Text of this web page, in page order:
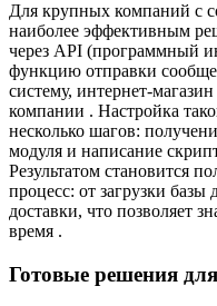
Для крупных компаний с
наиболее эффективным
через API (программный
функцию отправки
систему, интернет-
компании . Настройка
несколько шагов:
модуля и написание
Результатом становится
процесс: от загрузки базы
доставки, что позволяет
время .
Готовые решения